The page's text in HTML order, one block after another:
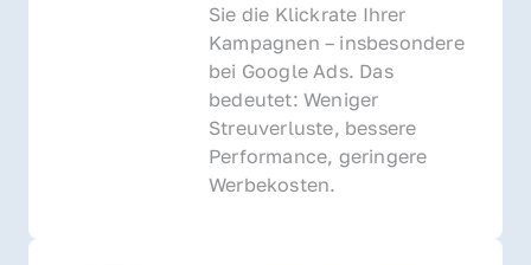
Sie die Klickrate Ihrer
Kampagnen – insbesondere
bei Google Ads. Das
bedeutet: Weniger
Streuverluste, bessere
Performance, geringere
Werbekosten.